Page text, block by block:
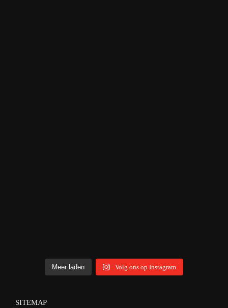
Meer laden Volg ons op Instagram
SITEMAP